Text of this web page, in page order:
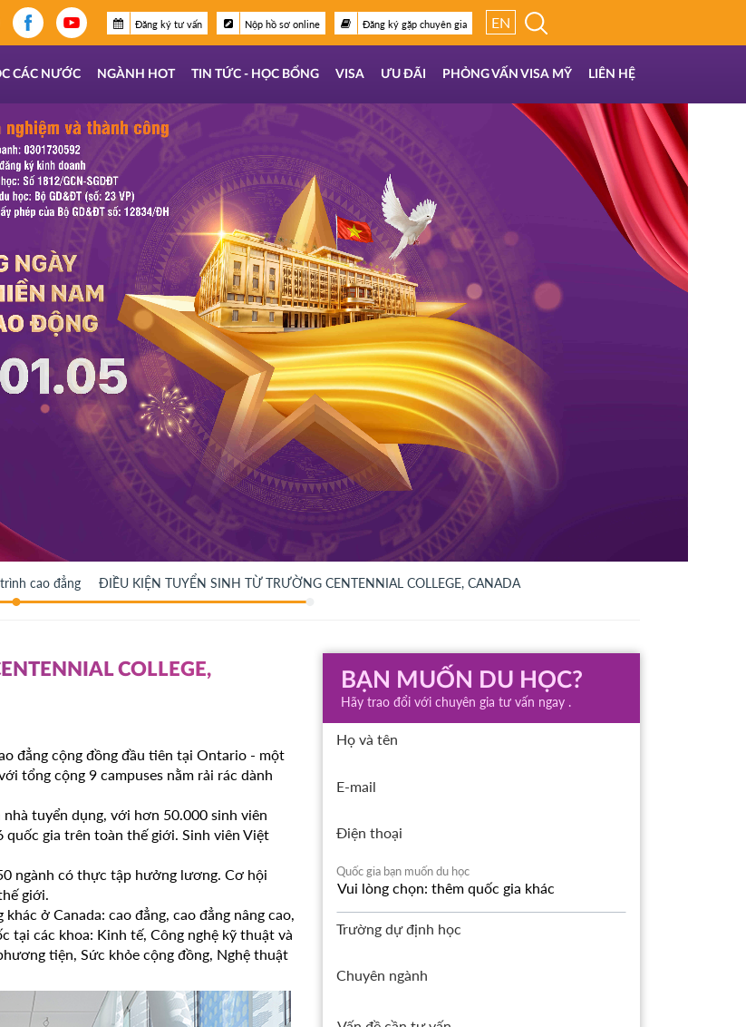
Đăng ký tư vấn Nộp hồ sơ online Đăng ký gặp chuyên gia EN
CÁC NƯỚC NGÀNH HOT TIN TỨC - HỌC BỔNG VISA ƯU ĐÃI PHỎNG VẤN VISA MỸ LIÊN HỆ
cao đẳng ĐIỀU KIỆN TUYỂN SINH TỪ TRƯỜNG CENTENNIAL COLLEGE, CANADA
COLLEGE,
đẳng cộng đồng đầu tiên tại Ontario - một
tổng cộng 9 campuses nằm rải rác dành
tuyển dụng, với hơn 50.000 sinh viên
gia trên toàn thế giới. Sinh viên Việt
ngành có thực tập hưởng lương. Cơ hội
giới.
ở Canada: cao đẳng, cao đẳng nâng cao,
tại các khoa: Kinh tế, Công nghệ kỹ thuật và
tiện, Sức khỏe cộng đồng, Nghệ thuật
BẠN MUỐN DU HỌC?
Hãy trao đổi với chuyên gia tư vấn ngay .
Họ và tên
E-mail
Điện thoại
Quốc gia bạn muốn du học
Trường dự định học
Chuyên ngành